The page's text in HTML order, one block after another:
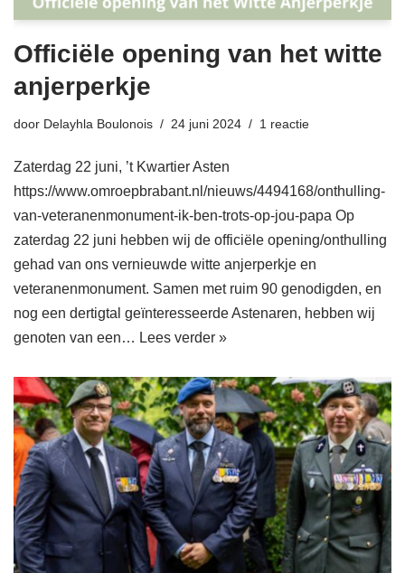
Officiële opening van het witte
anjerperkje
door Delayhla Boulonois 24 juni 2024 1 reactie
Zaterdag 22 juni, ’t Kwartier Asten
https://www.omroepbrabant.nl/nieuws/4494168/onthulling-
van-veteranenmonument-ik-ben-trots-op-jou-papa Op
zaterdag 22 juni hebben wij de officiële opening/onthulling
gehad van ons vernieuwde witte anjerperkje en
veteranenmonument. Samen met ruim 90 genodigden, en
nog een dertigtal geïnteresseerde Astenaren, hebben wij
genoten van een… Lees verder »